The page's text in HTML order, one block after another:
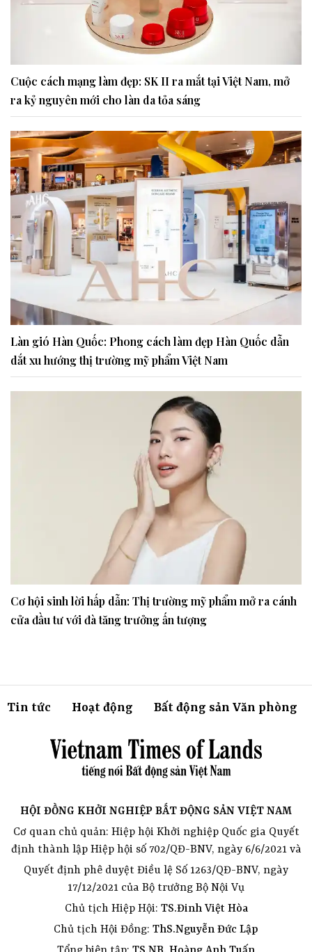
Cuộc cách mạng làm đẹp: SK II ra mắt tại Việt Nam, mở
ra kỷ nguyên mới cho làn da tỏa sáng
Làn gió Hàn Quốc: Phong cách làm đẹp Hàn Quốc dẫn
dắt xu hướng thị trường mỹ phẩm Việt Nam
Cơ hội sinh lời hấp dẫn: Thị trường mỹ phẩm mở ra cánh
cửa đầu tư với đà tăng trưởng ấn tượng
Tin tức Hoạt động Bất động sản Văn phòng
HỘI ĐỒNG KHỞI NGHIỆP BẤT ĐỘNG SẢN VIỆT NAM
Cơ quan chủ quản: Hiệp hội Khởi nghiệp Quốc gia Quyết
định thành lập Hiệp hội số 702/QĐ-BNV, ngày 6/6/2021 và
Quyết định phê duyệt Điều lệ Số 1263/QĐ-BNV, ngày
17/12/2021 của Bộ trưởng Bộ Nội Vụ
Chủ tịch Hiệp Hội: TS.Đinh Việt Hòa
Chủ tịch Hội Đồng: ThS.Nguyễn Đức Lập